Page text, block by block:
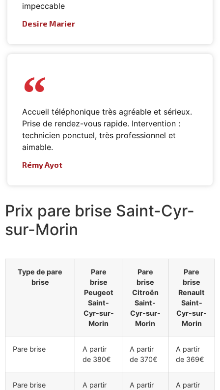
impeccable
Desire Marier
Accueil téléphonique très agréable et sérieux.
Prise de rendez-vous rapide. Intervention :
technicien ponctuel, très professionnel et
aimable.
Rémy Ayot
Prix pare brise Saint-Cyr-
sur-Morin
Type de pare
brise
Pare
brise
Peugeot
Saint-
Cyr-sur-
Morin
Pare
brise
Citroën
Saint-
Cyr-sur-
Morin
Pare
brise
Renault
Saint-
Cyr-sur-
Morin
Pare brise
A partir
de 380€
A partir
de 370€
A partir
de 369€
Pare brise
A partir
A partir
A partir